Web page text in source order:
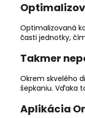
Optimalizovaná
časti jednotky,
Takmer
Okrem skvelého
šepkaniu. Vďaka
Aplikácia